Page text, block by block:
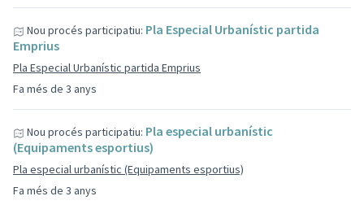
Fa més de 3 anys
Nou procés participatiu: Pla Especial Urbanístic partida
Emprius
Pla Especial Urbanístic partida Emprius
Fa més de 3 anys
Nou procés participatiu: Pla especial urbanístic
(Equipaments esportius)
Pla especial urbanístic (Equipaments esportius)